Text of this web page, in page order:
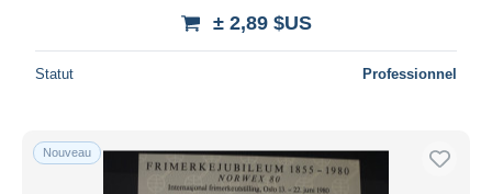
± 2,89 $US
Statut Professionnel
Nouveau